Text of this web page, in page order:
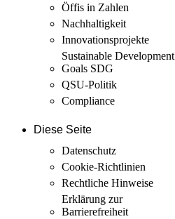
Öffis in Zahlen
Nachhaltigkeit
Innovations­projekte
Sustainable Development
Goals SDG
QSU-Politik
Compliance
Diese Seite
Datenschutz
Cookie-Richtlinien
Rechtliche Hinweise
Erklärung zur
Barrierefreiheit